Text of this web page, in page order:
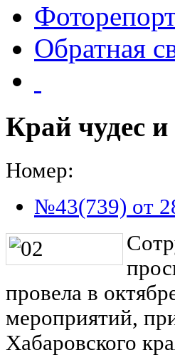
Обратная
Край чудес
Номер:
№43(739) от
провела в
мероприятий,
Хабаровского